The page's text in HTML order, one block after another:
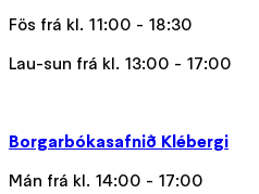
Fös frá kl. 11:00 - 18:30
Lau-sun frá kl. 13:00 - 17:00
Borgarbókasafnið Klébergi
Mán frá kl. 14:00 - 17:00